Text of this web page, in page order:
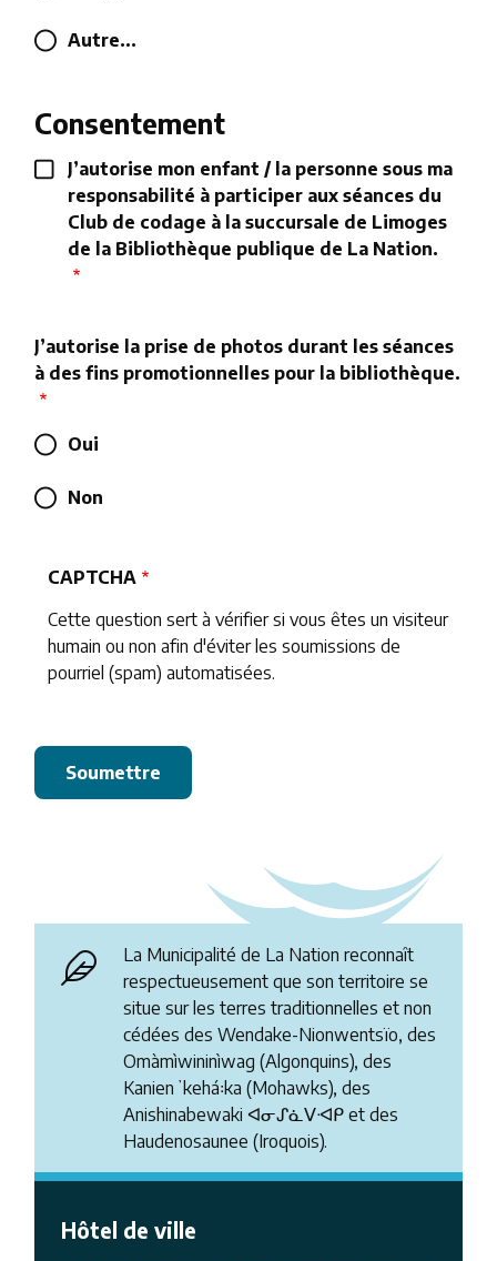
Autre...
Consentement
J’autorise mon enfant / la personne sous ma
responsabilité à participer aux séances du
Club de codage à la succursale de Limoges
de la Bibliothèque publique de La Nation.
J’autorise la prise de photos durant les séances
à des fins promotionnelles pour la bibliothèque.
Oui
Non
CAPTCHA
Cette question sert à vérifier si vous êtes un visiteur
humain ou non afin d'éviter les soumissions de
pourriel (spam) automatisées.
La Municipalité de La Nation reconnaît
respectueusement que son territoire se
situe sur les terres traditionnelles et non
cédées des Wendake-Nionwentsïo, des
Omàmìwininìwag (Algonquins), des
Kanienʼkehá꞉ka (Mohawks), des
Anishinabewaki ᐊᓂᔑᓈᐯᐗᑭ et des
Haudenosaunee (Iroquois).
Hôtel de ville